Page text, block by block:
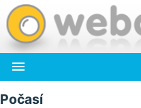

Počasí